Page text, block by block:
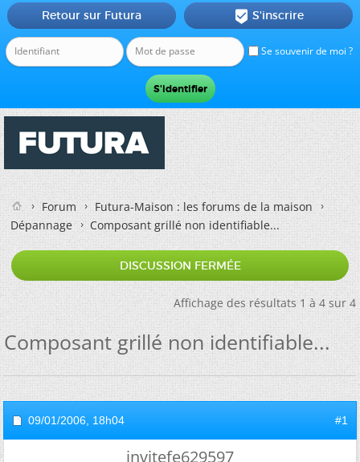
Se souvenir de moi ?
Retour sur Futura  S'inscrire
Forum
Futura-Maison : les forums de la maison
Dépannage
Composant grillé non identifiable...
DISCUSSION FERMÉE
Affichage des résultats 1 à 4 sur 4
Composant grillé non identifiable...
09/01/2006, 18h04 #1
invitefe629597